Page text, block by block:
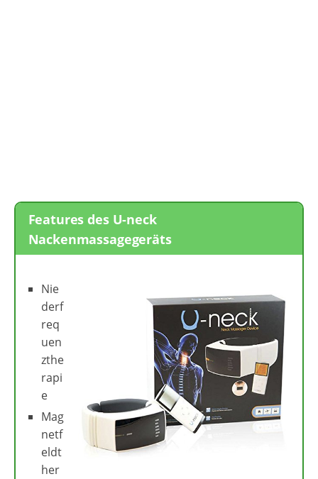
Features des U-neck
Nackenmassagegeräts
Nie
derf
req
uen
zthe
rapi
e
Mag
netf
eldt
her